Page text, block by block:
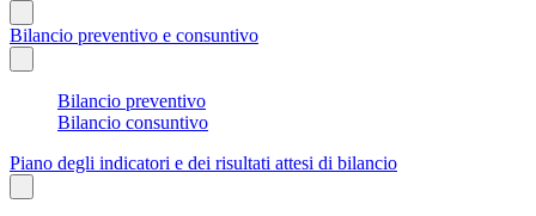
Bilancio preventivo e consuntivo
Bilancio preventivo
Bilancio consuntivo
Piano degli indicatori e dei risultati attesi di bilancio